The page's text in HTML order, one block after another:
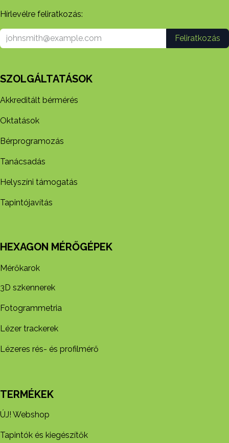
Hírlevélre feliratkozás:
Feliratkozás
SZOLGÁLTATÁSOK
Akkreditált bérmérés
Oktatások
Bérprogramozás
Tanácsadás
Helyszíni támogatás
Tapintójavítás
HEXAGON MÉRŐGÉPEK
Mérőkarok
3D szkennerek
Fotogrammetria
Lézer trackerek
Lézeres rés- és profilmérő
TERMÉKEK
ÚJ! Webshop
Tapintók és kiegészítők